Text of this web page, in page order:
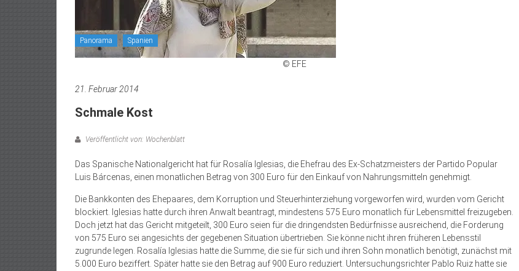
Panorama Spanien
© EFE
21. Februar 2014
Schmale Kost
Veröffentlicht von: Wochenblatt
Das Spanische Nationalgericht hat für Rosalía Iglesias, die Ehefrau des Ex-Schatzmeisters der Partido Popular
Luis Bárcenas, einen monatlichen Betrag von 300 Euro für den Einkauf von Nahrungsmitteln genehmigt.
Die Bankkonten des Ehepaares, dem Korruption und Steuerhinterziehung vorgeworfen wird, wurden vom Gericht
blockiert. Iglesias hatte durch ihren Anwalt beantragt, mindestens 575 Euro monatlich für Lebensmittel freizugeben.
Doch jetzt hat das Gericht mitgeteilt, 300 Euro seien für die dringendsten Bedürfnisse ausreichend, die Forderung
von 575 Euro sei angesichts der gegebenen Situation übertrieben. Sie könne nicht ihren früheren Lebensstil
zugrunde legen. Rosalía Iglesias hatte die Summe, die sie für sich und ihren Sohn monatlich benötigt, zunächst mit
5.000 Euro beziffert. Später hatte sie den Betrag auf 900 Euro reduziert. Untersuchungsrichter Pablo Ruiz hatte sie